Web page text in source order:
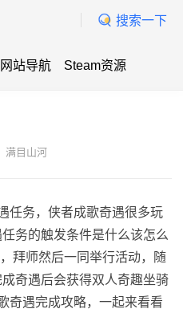
搜索一下
网站导航 Steam资源
满目山河
任务，侠者成歌奇遇很多玩
务的触发条件是什么该怎么
拜师然后一同举行活动，随
奇遇后会获得双人奇趣坐骑
奇遇完成攻略，一起来看看